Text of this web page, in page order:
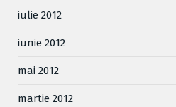
iulie 2012
iunie 2012
mai 2012
martie 2012